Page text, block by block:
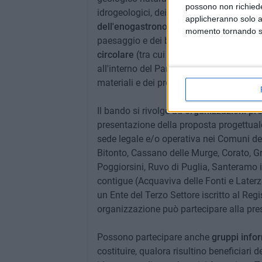
possono non
applicheranno solo
momento tornando
idrogeologici, dei processi naturali e
dell'enogastronomia locale
paesaggio e dei beni e dei prodotti
circolare (tra cui promozione,
all'interno del Parco nell'ottica della
materiali e dei prodotti esistenti).
Il bando si rivolge adorganizzazioni
presentazione della proposta
sede legale e/o operativa nei Comuni
Bitonto, Cassano delle Murge, Corato,
Poggiorsini, Ruvo di Puglia,
contigue (Acquaviva delle Fonti e
un Ente del Terzo Settore iscritto al
organizzazione può partecipare alla
Possono partecipare anche gruppi
costituire, qualora risultino beneficiari